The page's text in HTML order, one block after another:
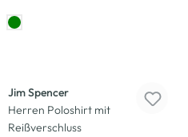
Jim Spencer
Herren Poloshirt mit
Reißverschluss